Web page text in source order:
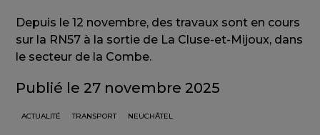
Depuis le 12 novembre, des travaux sont en cours
sur la RN57 à la sortie de La Cluse-et-Mijoux, dans
le secteur de la Combe.
Publié le 27 novembre 2025
ACTUALITÉ TRANSPORT NEUCHÂTEL